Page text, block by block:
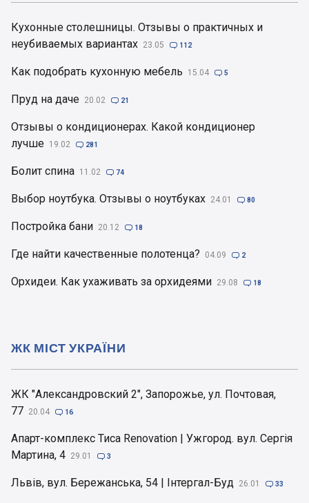
Кухонные столешницы. Отзывы о практичных и
неубиваемых вариантах 23.05  112
Как подобрать кухонную мебель 15.04  5
Пруд на даче 20.02  21
Отзывы о кондиционерах. Какой кондиционер
лучше 19.02  281
Болит спина 11.02  74
Выбор ноутбука. Отзывы о ноутбуках 24.01  80
Постройка бани 20.12  18
Где найти качественные полотенца? 04.09  2
Орхидеи. Как ухаживать за орхидеями 29.08  18
ЖК "Александровский 2", Запорожье, ул. Почтовая,
77 20.04  16
Апарт-комплекс Тиса Renovation | Ужгород. вул. Сергія
Мартина, 4 29.01  3
Львів, вул. Бережанська, 54 | Інтергал-Буд 26.01  33
ЖК МІСТ УКРАЇНИ